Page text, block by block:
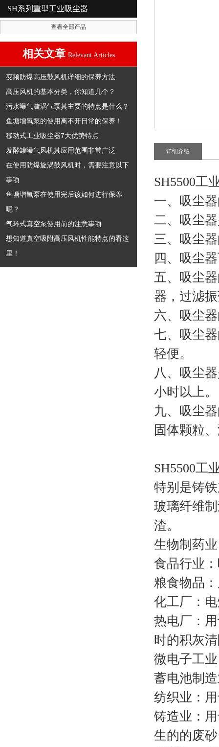
SH系列重型工业吸尘器
查看全部产品
相关文章 Relevant Articles
变频防爆高压鼓风机详细的保养方法
高压风机的基本分类，你知道几个？
污水曝气漩涡气泵其主要的特点是什么？
鱼塘增氧泵的使用离不开日常的保养！
移动式工业吸尘器7大优势特点
发酵罐曝气风机其应用范围非常广泛
在使用防爆旋涡鼓风机时，需要注意以下
事项
鱼塘增氧泵在使用完后该如何进行保养
呢？
气环式真空泵使用前的注意事项
想知道真空吸附高压风机性能特点的看这
里！
详细介绍
SH5500工
一、吸尘
二、吸尘
三、吸尘
四、吸尘
五、吸尘
器，过滤
六、吸尘
七、吸尘
轻便。
八、吸尘
小时以上。
九、吸尘
固体颗粒
SH5500工
特别是铸
玻璃纤维
渣。
生物制药
食品行业
粮食物品
化工厂：
热电厂：
时的积灰
微电子工
蓄电池制
纺织业：
铸造业：
生的的废